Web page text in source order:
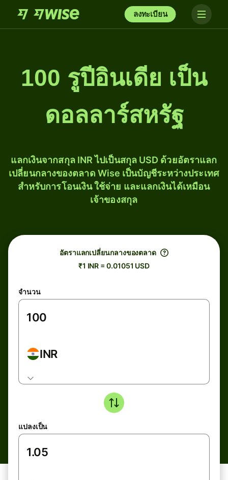
ลงทะเบียน
100 รูปีอินเดีย เป็น
ดอลลาร์สหรัฐ
แลกเงินจากสกุล INR ไปเป็นสกุล USD ด้วยอัตราแลก
เปลี่ยนกลางของตลาด Wise เป็นบัญชีระหว่างประเทศ
สำหรับการโอนเงิน ใช้จ่าย และแลกเงินได้เหมือน
เจ้าของสกุล
อัตราแลกเปลี่ยนกลางของตลาด
₹1 INR = 0.01051 USD
จำนวน
INR
แปลงเป็น